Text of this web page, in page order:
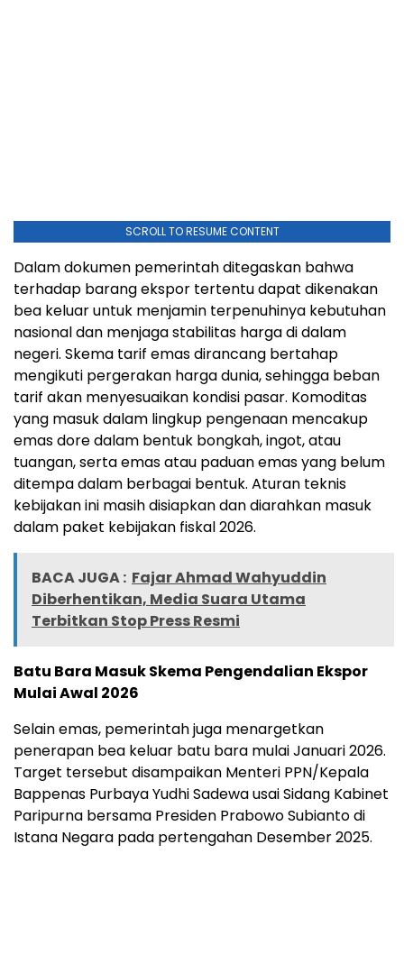
SCROLL TO RESUME CONTENT
Dalam dokumen pemerintah ditegaskan bahwa
terhadap barang ekspor tertentu dapat dikenakan
bea keluar untuk menjamin terpenuhinya kebutuhan
nasional dan menjaga stabilitas harga di dalam
negeri. Skema tarif emas dirancang bertahap
mengikuti pergerakan harga dunia, sehingga beban
tarif akan menyesuaikan kondisi pasar. Komoditas
yang masuk dalam lingkup pengenaan mencakup
emas dore dalam bentuk bongkah, ingot, atau
tuangan, serta emas atau paduan emas yang belum
ditempa dalam berbagai bentuk. Aturan teknis
kebijakan ini masih disiapkan dan diarahkan masuk
dalam paket kebijakan fiskal 2026.
BACA JUGA : Fajar Ahmad Wahyuddin
Diberhentikan, Media Suara Utama
Terbitkan Stop Press Resmi
Batu Bara Masuk Skema Pengendalian Ekspor
Mulai Awal 2026
Selain emas, pemerintah juga menargetkan
penerapan bea keluar batu bara mulai Januari 2026.
Target tersebut disampaikan Menteri PPN/Kepala
Bappenas Purbaya Yudhi Sadewa usai Sidang Kabinet
Paripurna bersama Presiden Prabowo Subianto di
Istana Negara pada pertengahan Desember 2025.